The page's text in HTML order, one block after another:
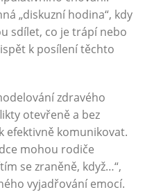
„diskuzní hodina“, kdy
sdílet, co je trápí nebo
k posílení těchto
zdravého
otevřeně a bez
efektivně komunikovat.
mohou rodiče
se zraněně, když…“,
vyjadřování emocí.